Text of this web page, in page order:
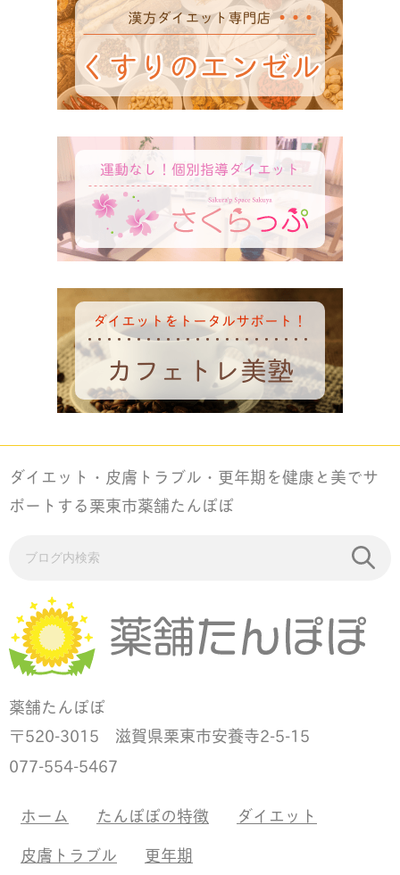
ダイエット・皮膚トラブル・更年期を健康と美でサ
ポートする栗東市薬舗たんぽぽ
薬舗たんぽぽ
〒520-3015 滋賀県栗東市安養寺2-5-15
077-554-5467
ホーム
たんぽぽの特徴
ダイエット
皮膚トラブル
更年期